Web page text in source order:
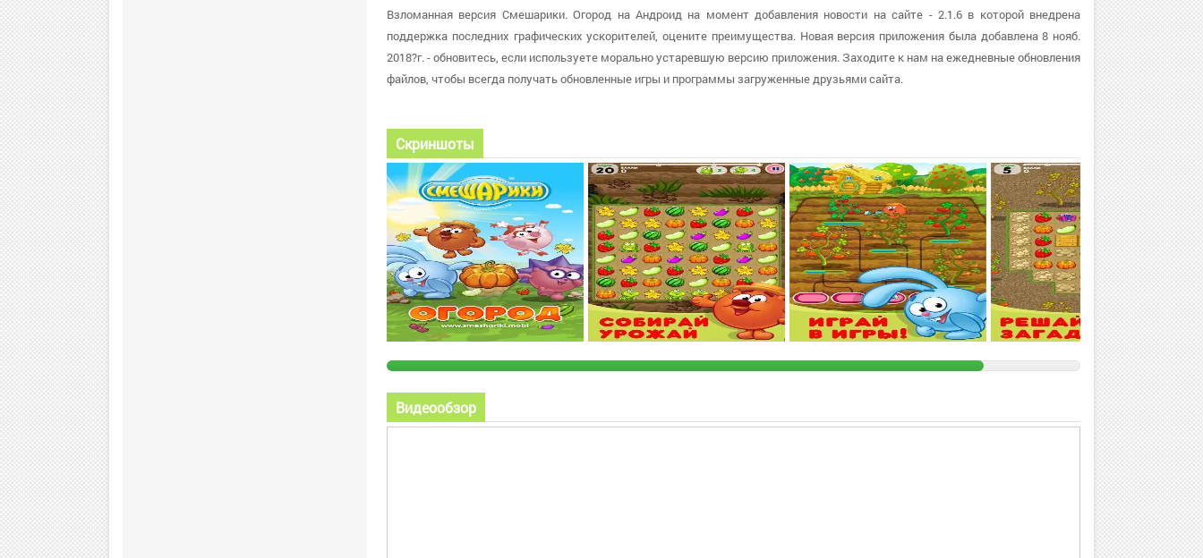
Взломанная версия Смешарики. Огород на Андроид на момент добавления новости на сайте - 2.1.6 в которой внедрена
поддержка последних графических ускорителей, оцените преимущества. Новая версия приложения была добавлена 8 нояб.
2018?г. - обновитесь, если используете морально устаревшую версию приложения. Заходите к нам на ежедневные обновления
файлов, чтобы всегда получать обновленные игры и программы загруженные друзьями сайта.
Скриншоты
Видеообзор